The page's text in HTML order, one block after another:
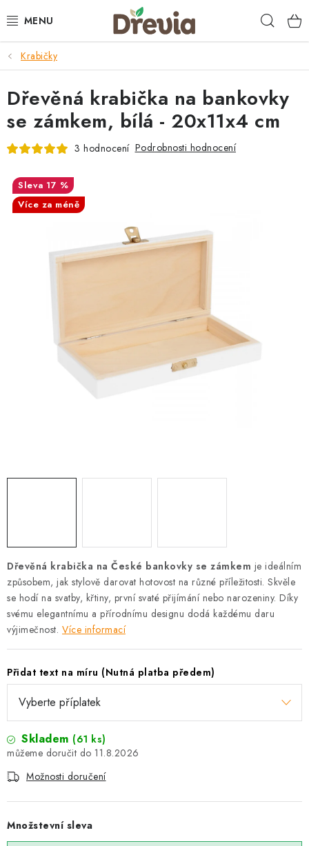
na
SVATBA 💍
DÁRKY
KRABIČKY
DEKORACE
NOVINKY
Krabičky
Dřevěná krabička na České bankovky se zámkem je ideálním
způsobem, jak stylově darovat hotovost na různé příležitosti. Skvěle
se hodí na svatby, křtiny, první svaté přijímání nebo narozeniny. Díky
svému elegantnímu a přírodnímu designu dodá každému daru
výjimečnost. Více informací
Přidat text na míru (Nutná platba předem)
Skladem (61 ks)
11.8.2026
Možnosti doručení
Množstevní sleva
Dřevěná krabička na bankovky
se zámkem, bílá - 20x11x4 cm
3 hodnocení Podrobnosti hodnocení
17 %
Více za méně